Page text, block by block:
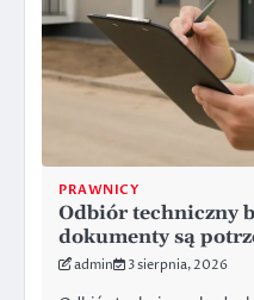
PRAWNICY
Odbiór techniczny
dokumenty są
admin 3 sierpnia, 2026